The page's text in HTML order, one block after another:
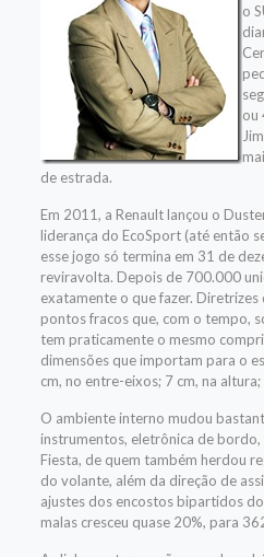
o
ou
de estrada.
Em 2011, a Renault lançou o
liderança do EcoSport (até então
esse jogo só termina em 31 de
reviravolta. Depois de 700.000
exatamente o que fazer.
pontos fracos que, com o tempo,
tem praticamente o mesmo
dimensões que importam para o
cm, no entre-eixos; 7 cm, na
O ambiente interno mudou
instrumentos, eletrônica de
Fiesta, de quem também herdou
do volante, além da direção de
ajustes dos encostos bipartidos
malas cresceu quase 20%, para